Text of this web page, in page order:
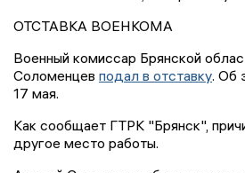
ОТСТАВКА ВОЕНКОМА
Военный комиссар Брянской
Соломенцев подал в отставку. Об
17 мая.
Как сообщает ГТРК "Брянск",
другое место работы.